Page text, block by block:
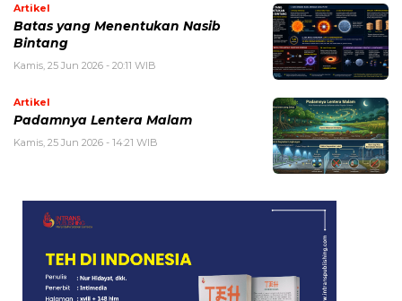
Artikel
Batas yang Menentukan Nasib
Bintang
Kamis, 25 Jun 2026 - 20:11 WIB
Artikel
Padamnya Lentera Malam
Kamis, 25 Jun 2026 - 14:21 WIB